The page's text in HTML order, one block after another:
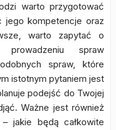
warto przygotować
jego kompetencje oraz
warto zapytać o
spraw
spraw, które
istotnym pytaniem jest
podejść do Twojej
Ważne jest również
jakie będą całkowite